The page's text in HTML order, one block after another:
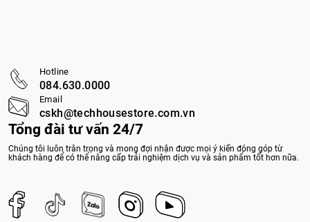
Tổng đài tư vấn 24/7
Chúng tôi luôn trân trọng và mong đợi nhận được mọi ý kiến đóng góp từ
khách hàng để có thể nâng cấp trải nghiệm dịch vụ và sản phẩm tốt hơn nữa.
Hotline
084.630.0000
Email
cskh@techhousestore.com.vn